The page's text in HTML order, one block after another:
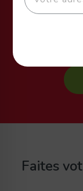
Faites